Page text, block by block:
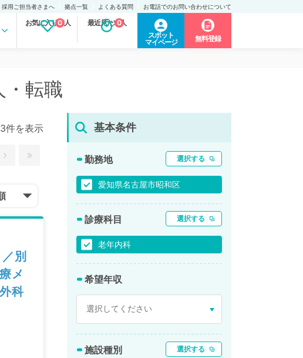
採用ご担当者さまへ 拠点一覧 よくある質問 お電話でのお問い合わせについて
お気に入り求人
0 最近見た求人
0
スポット
マイページ
無料登録
・転職
件を表示
別
メ
科
基本条件
勤務地 選択する
愛知県名古屋市昭和区
診療科目 選択する
老年内科
希望年収
施設種別 選択する